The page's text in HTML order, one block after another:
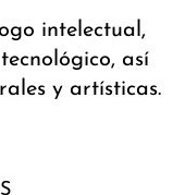
intelectual,
así
y artísticas.